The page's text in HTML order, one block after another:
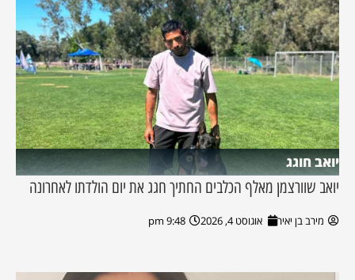
יואב חוגג
יואב שוורצמן מאלף הכלבים החתיך חגג את יום הולדתו לאחרונה
מירב בן יאיר אוגוסט 4, 2026 9:48 pm